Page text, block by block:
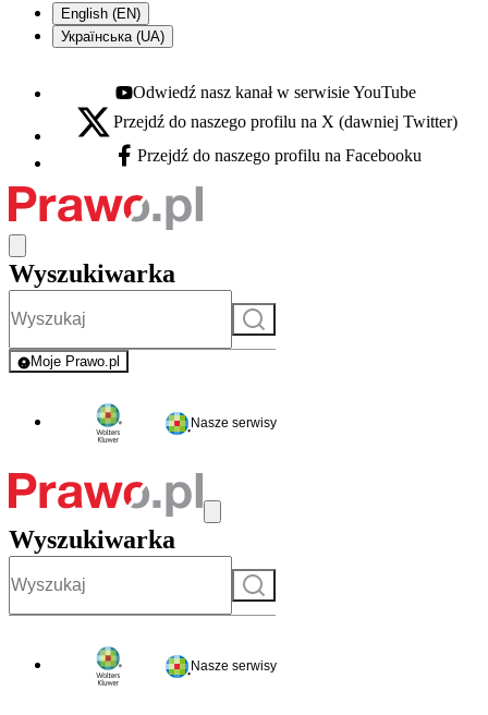
English (EN)
Українська (UA)
Youtube - otwiera się w nowej karcie
Odwiedź nasz kanał w serwisie YouTube
X - otwiera się w nowej karcie
Przejdź do naszego profilu na X (dawniej Twitter)
Facebook - otwiera się w nowej karcie
Przejdź do naszego profilu na Facebooku
Wyszukiwarka
Szukaj
Moje Prawo.pl
- rejestracja i logowanie do serwisu
Nasze serwisy
Wyszukiwarka
Szukaj
Nasze serwisy